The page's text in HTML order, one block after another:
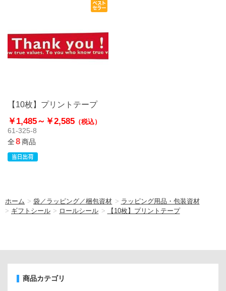
【10枚】プリントテープ
￥1,485～ ￥2,585 （税込）
61-325-8
全8商品
ホーム >袋／ラッピング／梱包資材 > ラッピング用品・包装資材
> ギフトシール > ロールシール > 【10枚】プリントテープ
商品カテゴリ